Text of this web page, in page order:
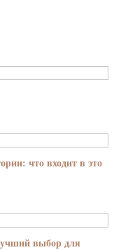
что входит в это
выбор для